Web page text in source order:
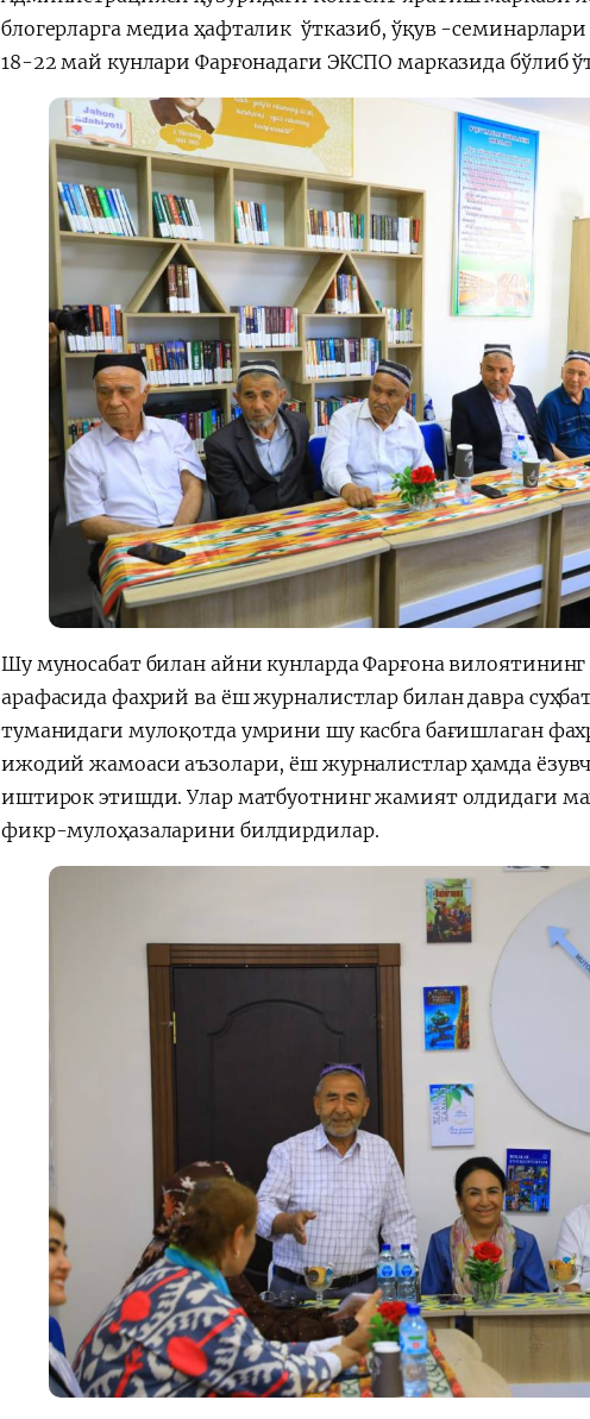
блогерларга медиа ҳафталик ўтказиб, ўқув -
18-22 май кунлари Фарғонадаги ЭКСПО марказида бўлиб
Шу муносабат билан айни кунларда Фарғона
арафасида фахрий ва ёш журналистлар билан давра
туманидаги мулоқотда умрини шу касбга бағишлаган
ижодий жамоаси аъзолари, ёш журналистлар ҳамда
иштирок этишди. Улар матбуотнинг жамият олдидаги
фикр-мулоҳазаларини билдирдилар.